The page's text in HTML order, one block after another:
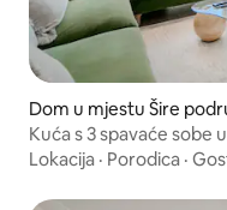
Dom u mjestu Šire
Kuća s 3 spavaće sobe
parking
Lokacija · Porodica ·